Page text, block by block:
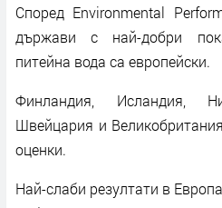
Според Environmental
държави с най-добри
питейна вода са европейски.
Финландия, Исландия,
Швейцария и
оценки.
Най-слаби резултати в